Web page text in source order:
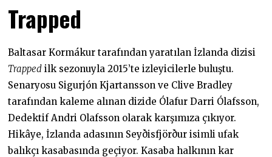
Trapped
Baltasar Kormákur tarafından yaratılan İzlanda dizisi
Trapped ilk sezonuyla 2015’te izleyicilerle buluştu.
Senaryosu Sigurjón Kjartansson ve Clive Bradley
tarafından kaleme alınan dizide Ólafur Darri Ólafsson,
Dedektif Andri Olafsson olarak karşımıza çıkıyor.
Hikâye, İzlanda adasının Seyðisfjörður isimli ufak
balıkçı kasabasında geçiyor. Kasaba halkının kar